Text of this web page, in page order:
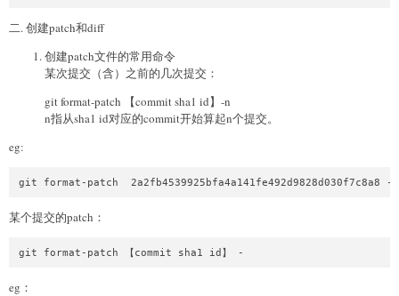
二. 创建patch和diff
创建patch文件的常用命令
某次提交（含）之前的几次提交：
git format-patch 【commit sha1 id】-n
n指从sha1 id对应的commit开始算起n个提交。
eg:
git format-patch  2a2fb4539925bfa4a141fe492d9828d030f7c8a8 -2
某个提交的patch：
git format-patch 【commit sha1 id】 -
eg：